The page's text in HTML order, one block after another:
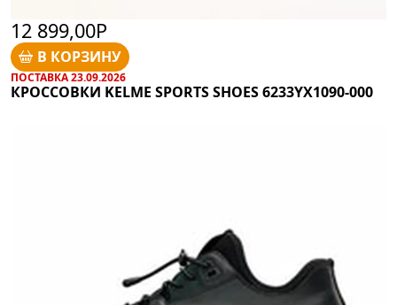
12 899,00Р
В КОРЗИНУ
ПОСТАВКА 23.09.2026
КРОССОВКИ KELME SPORTS SHOES 6233YX1090-000